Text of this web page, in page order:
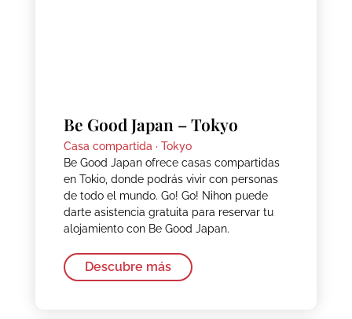
Be Good Japan – Tokyo
Casa compartida · Tokyo
Be Good Japan ofrece casas compartidas
en Tokio, donde podrás vivir con personas
de todo el mundo. Go! Go! Nihon puede
darte asistencia gratuita para reservar tu
alojamiento con Be Good Japan.
Descubre más